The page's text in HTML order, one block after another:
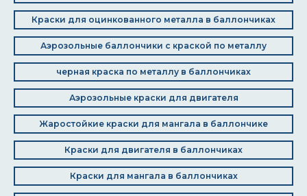
Краски для оцинкованного металла в баллончиках
Аэрозольные баллончики с краской по металлу
черная краска по металлу в баллончиках
Аэрозольные краски для двигателя
Жаростойкие краски для мангала в баллончике
Краски для двигателя в баллончиках
Краски для мангала в баллончиках